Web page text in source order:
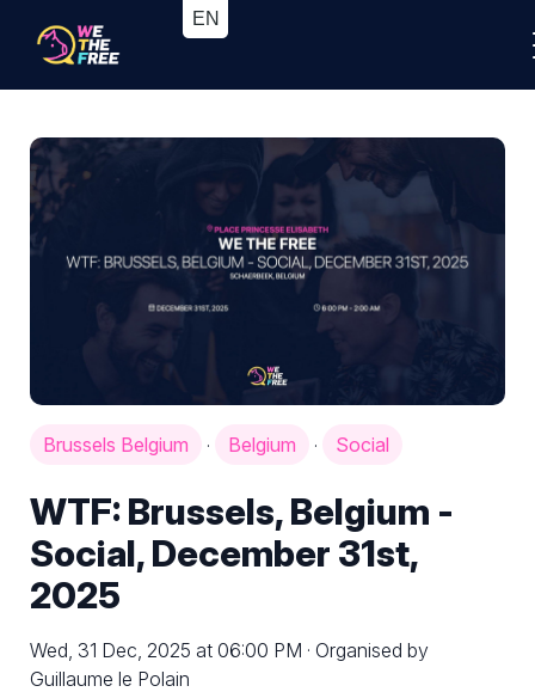
Brussels Belgium · Belgium · Social
WTF: Brussels, Belgium -
Social, December 31st,
2025
Wed, 31 Dec, 2025 at 06:00 PM · Organised by
Guillaume le Polain